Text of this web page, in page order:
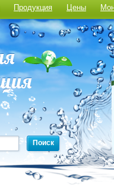
Продукция Цены
Поиск